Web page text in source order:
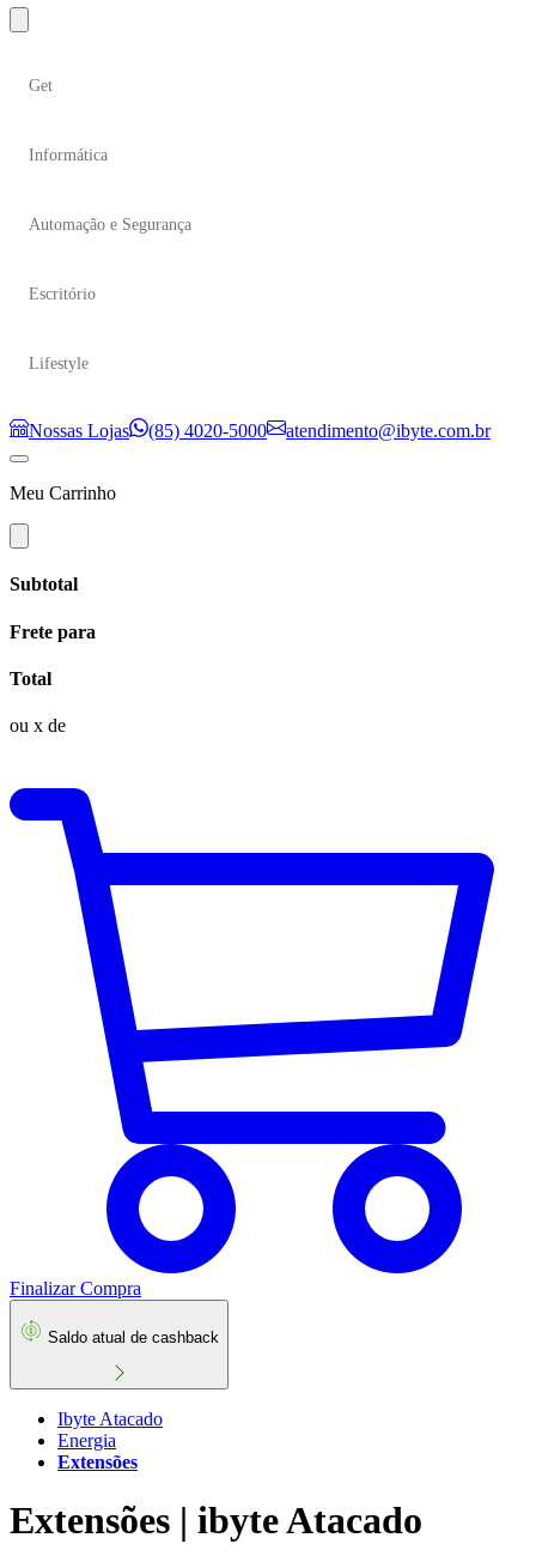
Get
Informática
Automação e Segurança
Escritório
Lifestyle
Nossas Lojas (85) 4020-5000 atendimento@ibyte.com.br
Meu Carrinho
Subtotal
Frete para
Total
ou x de
Finalizar Compra
Saldo atual de cashback
Ibyte Atacado
Energia
Extensões
Extensões | ibyte Atacado